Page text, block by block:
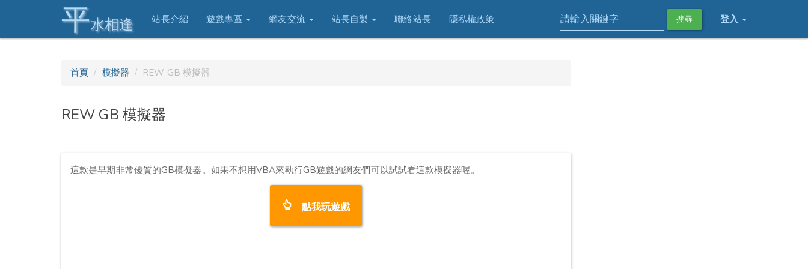
平水相逢 站長介紹 遊戲專區 網友交流 站長自製 聯絡站長 隱私權政策 登入
搜尋
首頁 模擬器 REW GB 模擬器
REW GB 模擬器
這款是早期非常優質的GB模擬器。如果不想用VBA來執行GB遊戲的網友們可以試試看這款模擬器喔。
點我玩遊戲